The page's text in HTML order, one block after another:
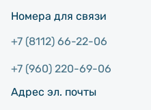
Номера для связи
+7 (8112) 66-22-06
+7 (960) 220-69-06
Адрес эл. почты